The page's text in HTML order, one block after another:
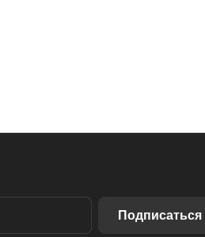
Подписаться